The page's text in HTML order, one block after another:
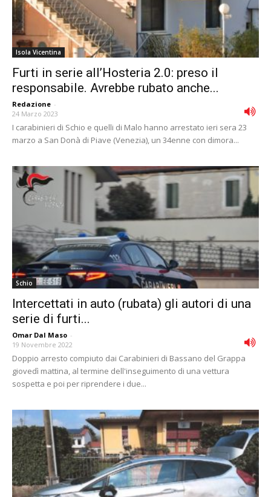
Isola Vicentina
Furti in serie all’Hosteria 2.0: preso il
responsabile. Avrebbe rubato anche...
Redazione -
24 Marzo 2023
I carabinieri di Schio e quelli di Malo hanno arrestato ieri sera 23
marzo a San Donà di Piave (Venezia), un 34enne con dimora...
Schio
Intercettati in auto (rubata) gli autori di una
serie di furti...
Omar Dal Maso -
19 Novembre 2022
Doppio arresto compiuto dai Carabinieri di Bassano del Grappa
giovedì mattina, al termine dell'inseguimento di una vettura
sospetta e poi per riprendere i due...